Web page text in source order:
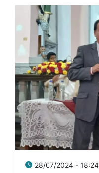
28/07/2024 - 18:24